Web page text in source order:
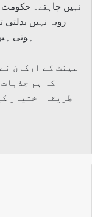
نہیں چاہتے۔ حکومت
رویہ نہیں
ہوتی
سینٹ کے ارکان
کہ ہم
طریقہ اختیار